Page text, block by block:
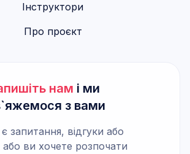
Інструктори
Про проєкт
нам і ми
з вами
запитання, відгуки або
або ви хочете розпочати